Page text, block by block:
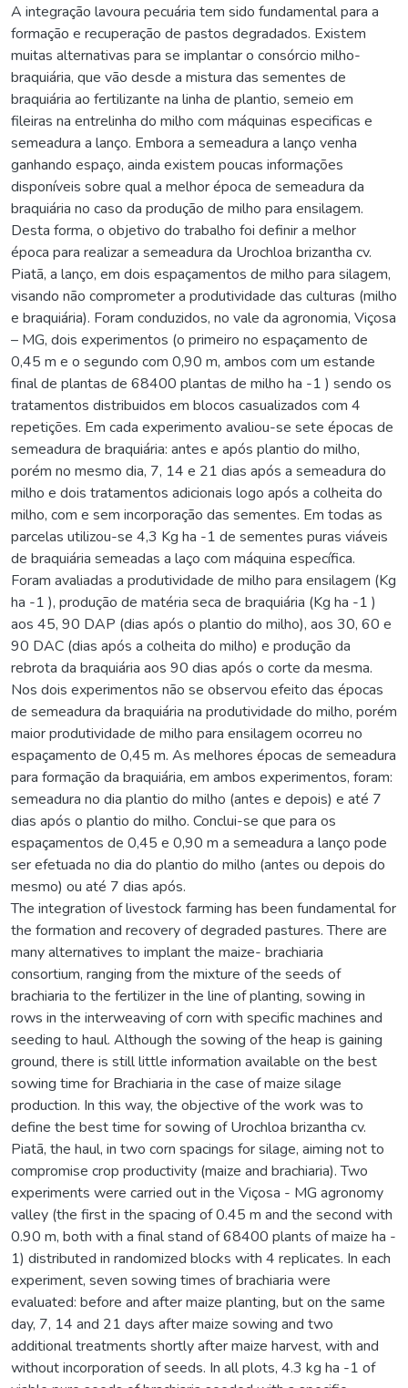
A integração lavoura pecuária tem sido fundamental para a
formação e recuperação de pastos degradados. Existem
muitas alternativas para se implantar o consórcio milho-
braquiária, que vão desde a mistura das sementes de
braquiária ao fertilizante na linha de plantio, semeio em
fileiras na entrelinha do milho com máquinas especificas e
semeadura a lanço. Embora a semeadura a lanço venha
ganhando espaço, ainda existem poucas informações
disponíveis sobre qual a melhor época de semeadura da
braquiária no caso da produção de milho para ensilagem.
Desta forma, o objetivo do trabalho foi definir a melhor
época para realizar a semeadura da Urochloa brizantha cv.
Piatã, a lanço, em dois espaçamentos de milho para silagem,
visando não comprometer a produtividade das culturas (milho
e braquiária). Foram conduzidos, no vale da agronomia, Viçosa
– MG, dois experimentos (o primeiro no espaçamento de
0,45 m e o segundo com 0,90 m, ambos com um estande
final de plantas de 68400 plantas de milho ha -1 ) sendo os
tratamentos distribuidos em blocos casualizados com 4
repetições. Em cada experimento avaliou-se sete épocas de
semeadura de braquiária: antes e após plantio do milho,
porém no mesmo dia, 7, 14 e 21 dias após a semeadura do
milho e dois tratamentos adicionais logo após a colheita do
milho, com e sem incorporação das sementes. Em todas as
parcelas utilizou-se 4,3 Kg ha -1 de sementes puras viáveis
de braquiária semeadas a laço com máquina específica.
Foram avaliadas a produtividade de milho para ensilagem (Kg
ha -1 ), produção de matéria seca de braquiária (Kg ha -1 )
aos 45, 90 DAP (dias após o plantio do milho), aos 30, 60 e
90 DAC (dias após a colheita do milho) e produção da
rebrota da braquiária aos 90 dias após o corte da mesma.
Nos dois experimentos não se observou efeito das épocas
de semeadura da braquiária na produtividade do milho, porém
maior produtividade de milho para ensilagem ocorreu no
espaçamento de 0,45 m. As melhores épocas de semeadura
para formação da braquiária, em ambos experimentos, foram:
semeadura no dia plantio do milho (antes e depois) e até 7
dias após o plantio do milho. Conclui-se que para os
espaçamentos de 0,45 e 0,90 m a semeadura a lanço pode
ser efetuada no dia do plantio do milho (antes ou depois do
mesmo) ou até 7 dias após.
The integration of livestock farming has been fundamental for
the formation and recovery of degraded pastures. There are
many alternatives to implant the maize- brachiaria
consortium, ranging from the mixture of the seeds of
brachiaria to the fertilizer in the line of planting, sowing in
rows in the interweaving of corn with specific machines and
seeding to haul. Although the sowing of the heap is gaining
ground, there is still little information available on the best
sowing time for Brachiaria in the case of maize silage
production. In this way, the objective of the work was to
define the best time for sowing of Urochloa brizantha cv.
Piatã, the haul, in two corn spacings for silage, aiming not to
compromise crop productivity (maize and brachiaria). Two
experiments were carried out in the Viçosa - MG agronomy
valley (the first in the spacing of 0.45 m and the second with
0.90 m, both with a final stand of 68400 plants of maize ha -
1) distributed in randomized blocks with 4 replicates. In each
experiment, seven sowing times of brachiaria were
evaluated: before and after maize planting, but on the same
day, 7, 14 and 21 days after maize sowing and two
additional treatments shortly after maize harvest, with and
without incorporation of seeds. In all plots, 4.3 kg ha -1 of